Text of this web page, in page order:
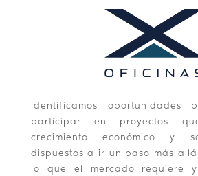
Identificamos oportunidades
participar en proyectos
crecimiento económico y
dispuestos a ir un paso más
lo que el mercado requiere